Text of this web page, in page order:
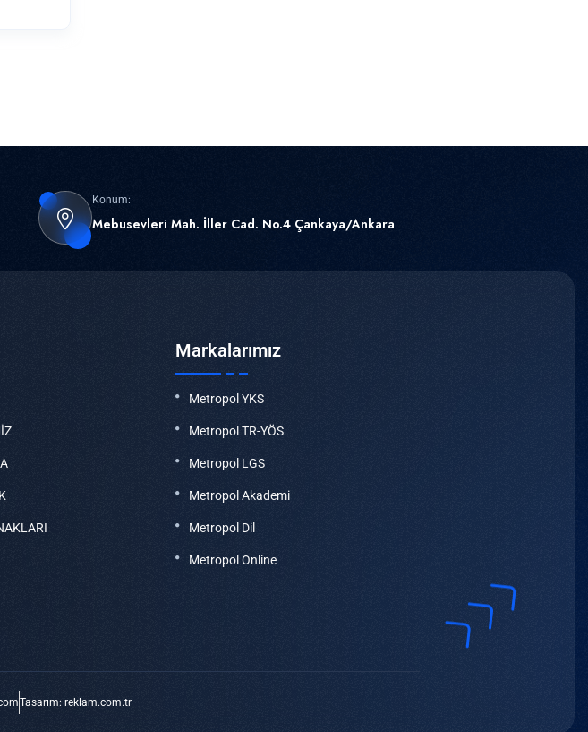
Konum:
Mebusevleri Mah. İller Cad. No.4 Çankaya/Ankara
Markalarımız
Metropol YKS
Metropol TR-YÖS
Metropol LGS
Metropol Akademi
Metropol Dil
Metropol Online
Tasarım: reklam.com.tr